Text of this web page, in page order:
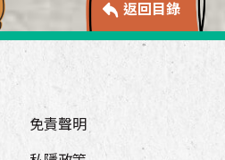
返回目錄
免責聲明